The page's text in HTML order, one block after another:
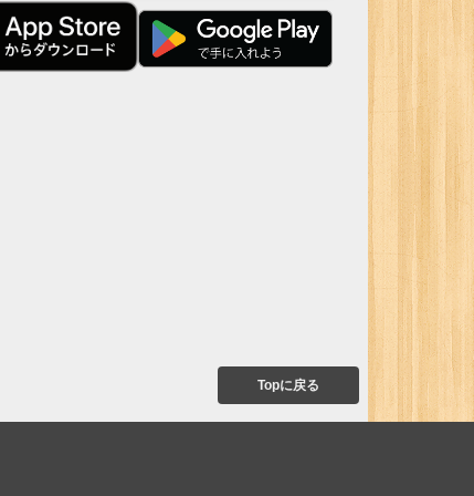
Topに戻る